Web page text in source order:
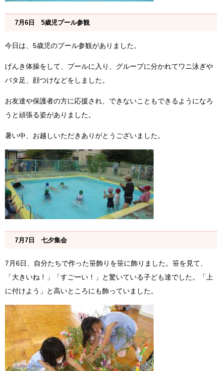
7月6日 5歳児プール参観
今日は、5歳児のプール参観がありました。
げんき体操をして、プールに入り、グループに分かれてワニ泳ぎや
バタ足、顔つけなどをしました。
お友達や保護者の方に応援され、できないこともできるようになろ
うと頑張る姿がありました。
暑い中、お越しいただきありがとうございました。
7月7日 七夕集会
7月6日、自分たちで作った笹飾りを笹に飾りました。笹を見て、
「大きいね！」「すごーい！」と驚いている子ども達でした。「上
に付けよう」と高いところにも飾っていました。